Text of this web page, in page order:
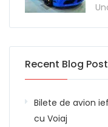
Recent Blog
Bilete de avion
cu Voiaj